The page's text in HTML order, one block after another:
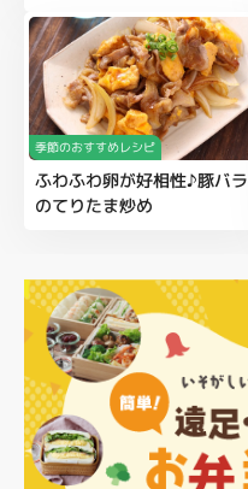
季節のおすすめレシピ
ふわふわ卵が好相性♪豚バラ
のてりたま炒め